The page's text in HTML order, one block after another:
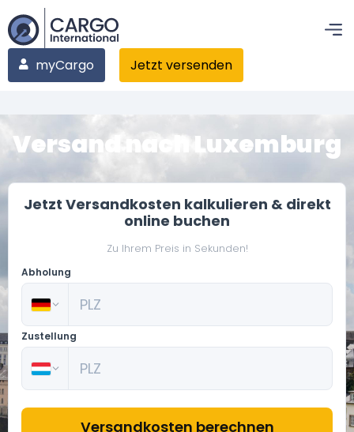
myCargo Jetzt versenden
Versand nach Luxemburg